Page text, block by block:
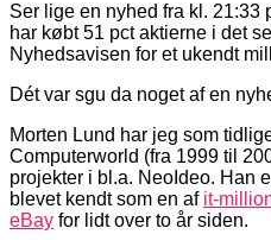
Ser lige en nyhed fra kl. 21:33
har købt 51 pct aktierne i det
Nyhedsavisen for et ukendt
Dét var sgu da noget af en
Morten Lund har jeg som
Computerworld (fra 1999 til
projekter i bl.a. NeoIdeo. Han
blevet kendt som en af it-
eBay for lidt over to år siden.